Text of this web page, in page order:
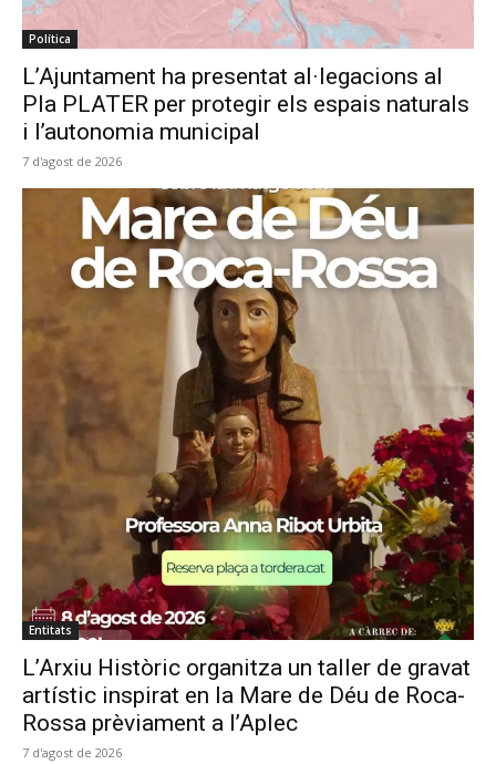
Política
L’Ajuntament ha presentat al·legacions al
Pla PLATER per protegir els espais naturals
i l’autonomia municipal
7 d'agost de 2026
Entitats
L’Arxiu Històric organitza un taller de gravat
artístic inspirat en la Mare de Déu de Roca-
Rossa prèviament a l’Aplec
7 d'agost de 2026